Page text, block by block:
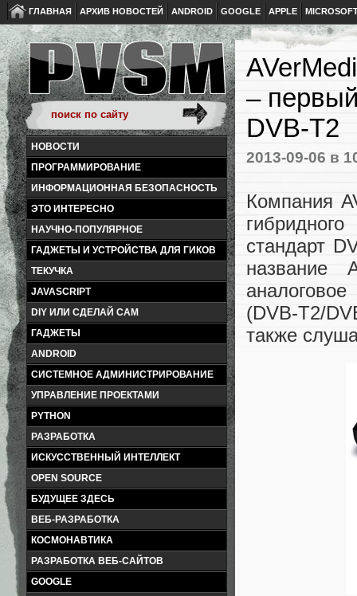
ГЛАВНАЯ АРХИВ НОВОСТЕЙ ANDROID GOOGLE APPLE
НОВОСТИ
ПРОГРАММИРОВАНИЕ
ИНФОРМАЦИОННАЯ БЕЗОПАСНОСТЬ
ЭТО ИНТЕРЕСНО
НАУЧНО-ПОПУЛЯРНОЕ
ГАДЖЕТЫ И УСТРОЙСТВА ДЛЯ ГИКОВ
ТЕКУЧКА
JAVASCRIPT
DIY ИЛИ СДЕЛАЙ САМ
ГАДЖЕТЫ
ANDROID
СИСТЕМНОЕ АДМИНИСТРИРОВАНИЕ
УПРАВЛЕНИЕ ПРОЕКТАМИ
PYTHON
РАЗРАБОТКА
ИСКУССТВЕННЫЙ ИНТЕЛЛЕКТ
OPEN SOURCE
БУДУЩЕЕ ЗДЕСЬ
ВЕБ-РАЗРАБОТКА
КОСМОНАВТИКА
РАЗРАБОТКА ВЕБ-САЙТОВ
GOOGLE
–
DVB-T2
2013-09-06 в
Компания
стандарт
название
(DVB-T2/
также